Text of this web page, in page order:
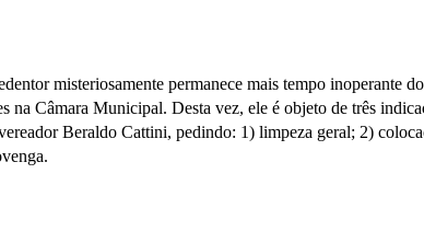
misteriosamente permanece mais tempo inoperante
Câmara Municipal. Desta vez, ele é objeto de três
Beraldo Cattini, pedindo: 1) limpeza geral; 2)